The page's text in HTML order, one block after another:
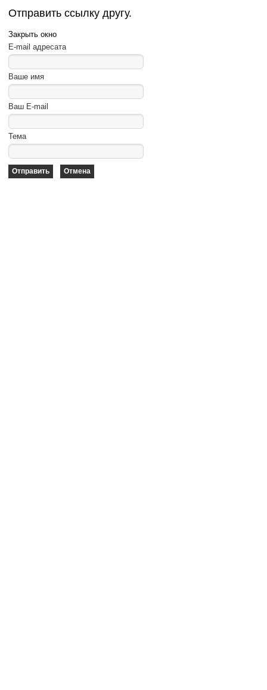
Отправить ссылку другу.
Закрыть окно
E-mail адресата
Ваше имя
Ваш E-mail
Тема
Отправить Отмена